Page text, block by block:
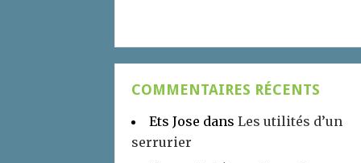
COMMENTAIRES RÉCENTS
Ets Jose dans Les utilités d’un
serrurier